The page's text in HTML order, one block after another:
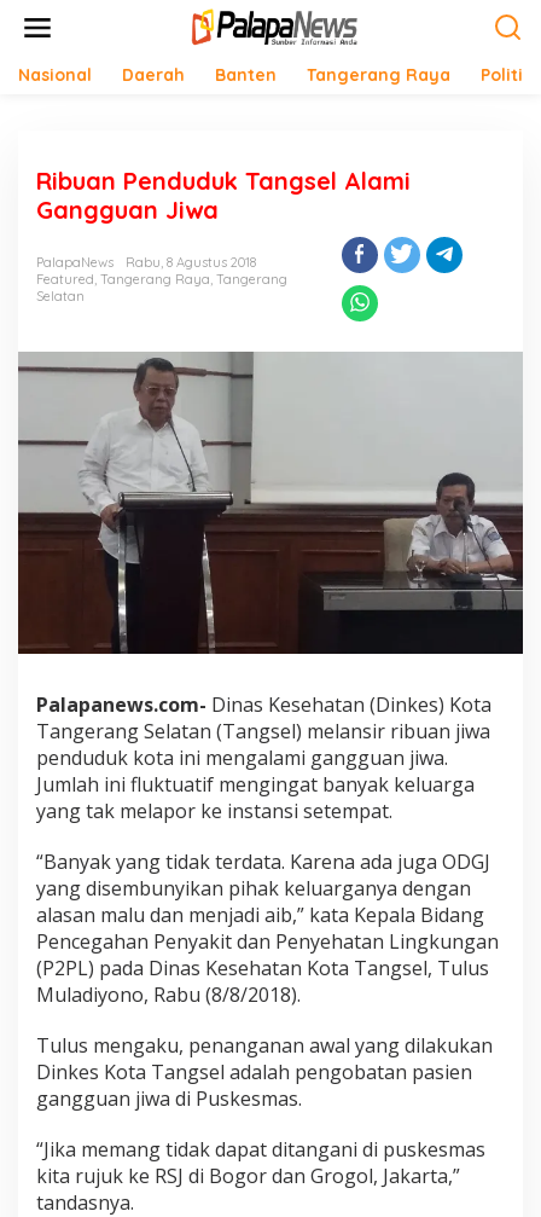
Nasional Daerah Banten Tangerang Raya Politik
Ribuan Penduduk Tangsel Alami
Gangguan Jiwa
PalapaNews
Rabu, 8 Agustus 2018
Featured, Tangerang Raya, Tangerang
Selatan
Palapanews.com- Dinas Kesehatan (Dinkes) Kota
Tangerang Selatan (Tangsel) melansir ribuan jiwa
penduduk kota ini mengalami gangguan jiwa.
Jumlah ini fluktuatif mengingat banyak keluarga
yang tak melapor ke instansi setempat.
“Banyak yang tidak terdata. Karena ada juga ODGJ
yang disembunyikan pihak keluarganya dengan
alasan malu dan menjadi aib,” kata Kepala Bidang
Pencegahan Penyakit dan Penyehatan Lingkungan
(P2PL) pada Dinas Kesehatan Kota Tangsel, Tulus
Muladiyono, Rabu (8/8/2018).
Tulus mengaku, penanganan awal yang dilakukan
Dinkes Kota Tangsel adalah pengobatan pasien
gangguan jiwa di Puskesmas.
“Jika memang tidak dapat ditangani di puskesmas
kita rujuk ke RSJ di Bogor dan Grogol, Jakarta,”
tandasnya.